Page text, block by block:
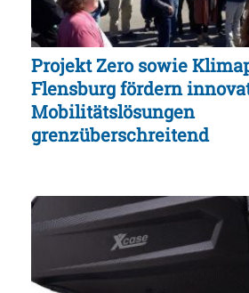
Projekt Zero sowie
Flensburg fördern
Mobilitätslösungen
grenzüberschreitend